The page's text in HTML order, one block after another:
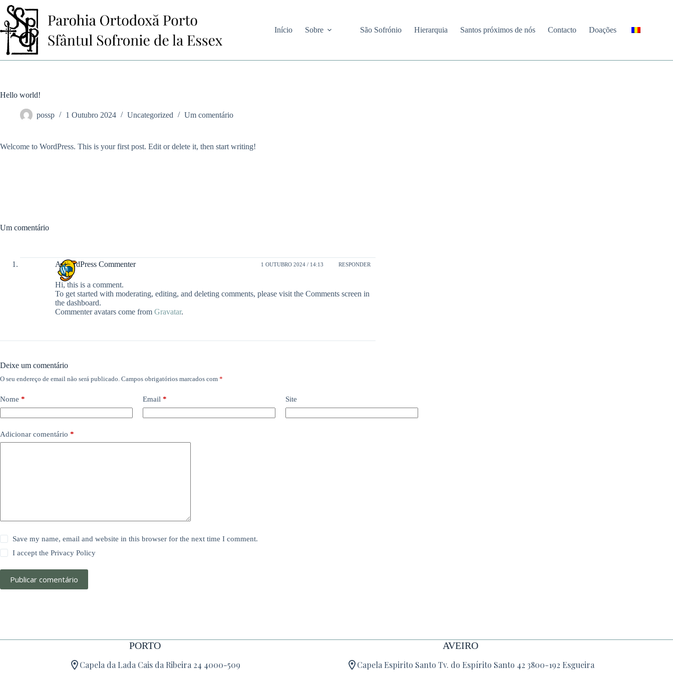
Pular
para
conteúdo
Início Sobre São Sofrónio Hierarquia Santos próximos de nós Contacto Doações
Hello world!
possp 1 Outubro 2024 Uncategorized Um comentário
Welcome to WordPress. This is your first post. Edit or delete it, then start writing!
Um comentário
A WordPress Commenter 1 OUTUBRO 2024 / 14:13 RESPONDER
Hi, this is a comment.
To get started with moderating, editing, and deleting comments, please visit the Comments screen in
the dashboard.
Commenter avatars come from Gravatar.
Deixe um comentário
O seu endereço de email não será publicado. Campos obrigatórios marcados com *
Nome * Email * Site
Adicionar comentário *
Save my name, email and website in this browser for the next time I comment.
I accept thePrivacy Policy
Publicar comentário
PORTO
Capela da Lada Cais da Ribeira 24 4000-509
AVEIRO
Capela Espirito Santo Tv. do Espírito Santo 42 3800-192 Esgueira